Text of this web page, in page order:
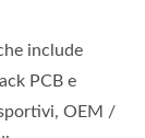
include
PCB e
OEM /